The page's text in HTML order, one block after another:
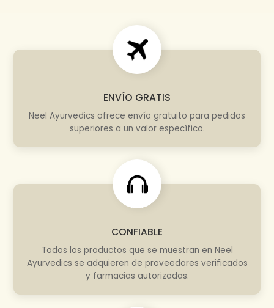
ENVÍO GRATIS
Neel Ayurvedics ofrece envío gratuito para pedidos
superiores a un valor específico.
CONFIABLE
Todos los productos que se muestran en Neel
Ayurvedics se adquieren de proveedores verificados
y farmacias autorizadas.